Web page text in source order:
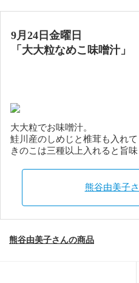
9月24日金曜日
「大大粒なめこ味噌汁」
大大粒でお味噌汁。
鮭川産のしめじと椎茸も入れて
きのこは三種以上入れると旨
熊谷由美子
熊谷由美子さんの商品